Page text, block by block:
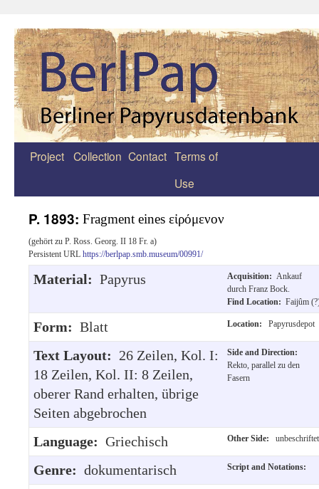
Zum
Project Collection Contact Terms of
Use
P. 1893: Fragment eines εἰρόμενον
(gehört zu P. Ross. Georg. II 18 Fr. a)
Persistent URL https://berlpap.smb.museum/00991/
Material: Papyrus Acquisition: Ankauf
durch Franz Bock.
Find Location: Faijûm
Form: Blatt Location: Papyrusdepot
Text Layout: 26 Zeilen, Kol. I:
18 Zeilen, Kol. II: 8 Zeilen,
oberer Rand erhalten, übrige
Seiten abgebrochen
Side and Direction:
Rekto, parallel zu den
Fasern
Language: Griechisch Other Side: unbeschriftet
Genre: dokumentarisch Script and Notations: